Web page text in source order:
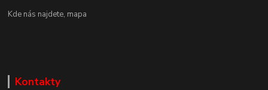
Kde nás najdete, mapa
Kontakty